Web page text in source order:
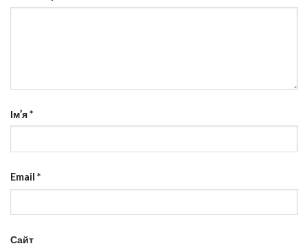
Ім’я*
Email *
Сайт